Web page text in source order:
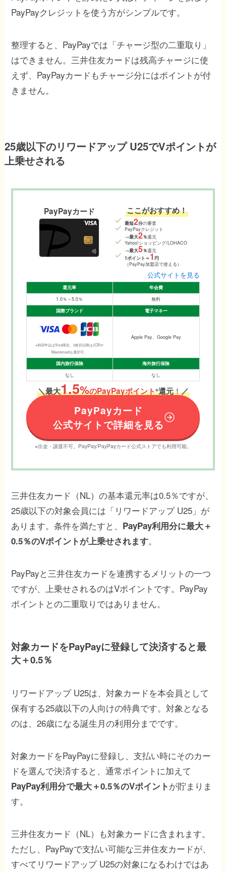
PayPayクレジットを使う方がシンプルです。
整理すると、PayPayでは「チャージ型の二重取り」
はできません。三井住友カードは残高チャージに使
えず、PayPayカードもチャージ分にはポイントが付
きません。
25歳以下のリワードアップ U25でVポイントが
上乗せされる
PayPayカード ここがおすすめ！
最短2分の審査
PayPayクレジット
→最大2％還元
Yahoo!ショッピング/LOHACO
→最大5％還元
1ポイント＝1円
（PayPay加盟店で使える）
公式サイトを見る
還元率
年会費
1.0％～5.0％
無料
国際ブランド
電子マネー
※初回申込はVisa限定。2枚目以降はJCBや
Mastercardも選択可。
Apple Pay、Google Pay
国内旅行保険
海外旅行保険
なし
なし
＼最大1.5%のPayPayポイント※還元！／
PayPayカード
公式サイトで詳細を見る
※出金・譲渡不可。PayPay/PayPayカード公式ストアでも利用可能。
三井住友カード（NL）の基本還元率は0.5％ですが、
25歳以下の対象会員には「リワードアップ U25」が
あります。条件を満たすと、 PayPay利用分に最大＋
0.5％のVポイントが上乗せされます。
PayPayと三井住友カードを連携するメリットの一つ
ですが、上乗せされるのはVポイントです。PayPay
ポイントとの二重取りではありません。
対象カードをPayPayに登録して決済すると最
大＋0.5％
リワードアップ U25は、対象カードを本会員として
保有する25歳以下の人向けの特典です。対象となる
のは、26歳になる誕生月の利用分までです。
対象カードをPayPayに登録し、支払い時にそのカー
ドを選んで決済すると、通常ポイントに加えて
PayPay利用分で最大＋0.5％のVポイントが貯まりま
す。
三井住友カード（NL）も対象カードに含まれます。
ただし、PayPayで支払い可能な三井住友カードが、
すべてリワードアップ U25の対象になるわけではあ